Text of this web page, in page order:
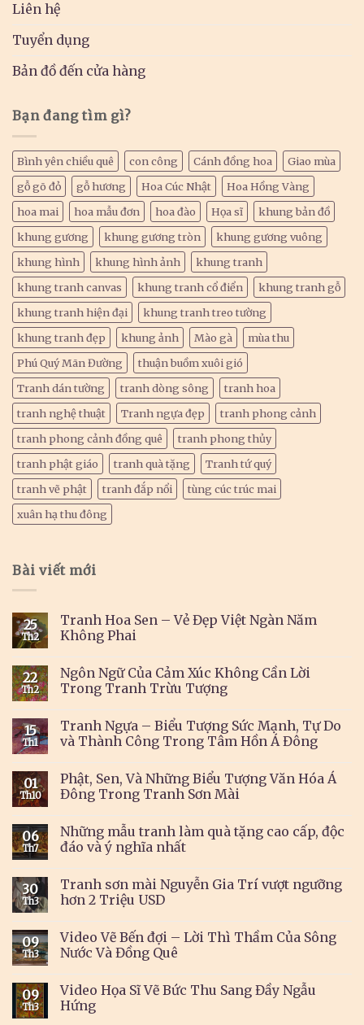
Liên hệ
Tuyển dụng
Bản đồ đến cửa hàng
Bạn đang tìm gì?
Bình yên chiều quê con công Cánh đồng hoa
Giao mùa
gỗ gõ đỏ
gỗ hương Hoa Cúc Nhật
Hoa Hồng Vàng
hoa mai
hoa mẫu đơn hoa đào Họa sĩ
khung bản đồ
khung gương
khung gương tròn
khung gương vuông
khung hình
khung hình ảnh
khung tranh
khung tranh canvas
khung tranh cổ điển
khung tranh gỗ
khung tranh hiện đại
khung tranh treo tường
khung tranh đẹp
khung ảnh Mào gà
mùa thu
Phú Quý Mãn Đường
thuận buồm xuôi gió
Tranh dán tường
tranh dòng sông
tranh hoa
tranh nghệ thuật
Tranh ngựa đẹp
tranh phong cảnh
tranh phong cảnh đồng quê
tranh phong thủy
tranh phật giáo
tranh quà tặng
Tranh tứ quý
tranh vẽ phật
tranh đắp nổi
tùng cúc trúc mai
xuân hạ thu đông
Bài viết mới
25
Th2
Tranh Hoa Sen – Vẻ Đẹp Việt Ngàn Năm
Không Phai
22
Th2
Ngôn Ngữ Của Cảm Xúc Không Cần Lời
Trong Tranh Trừu Tượng
15
Th1
Tranh Ngựa – Biểu Tượng Sức Mạnh, Tự Do
và Thành Công Trong Tâm Hồn Á Đông
01
Th10
Phật, Sen, Và Những Biểu Tượng Văn Hóa Á
Đông Trong Tranh Sơn Mài
06
Th7
Những mẫu tranh làm quà tặng cao cấp, độc
đáo và ý nghĩa nhất
30
Th3
Tranh sơn mài Nguyễn Gia Trí vượt ngưỡng
hơn 2 Triệu USD
09
Th3
Video Vẽ Bến đợi – Lời Thì Thầm Của Sông
Nước Và Đồng Quê
09
Th3
Video Họa Sĩ Vẽ Bức Thu Sang Đầy Ngẫu
Hứng